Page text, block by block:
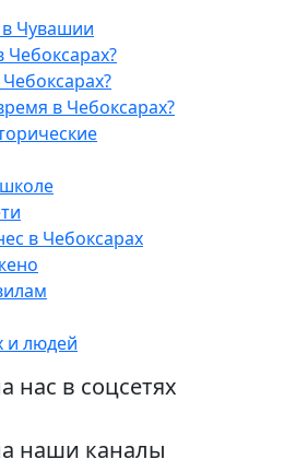
Чувашии
Чебоксарах?
в Чебоксарах?
в Чебоксарах
и людей
нас в соцсетях
наши каналы